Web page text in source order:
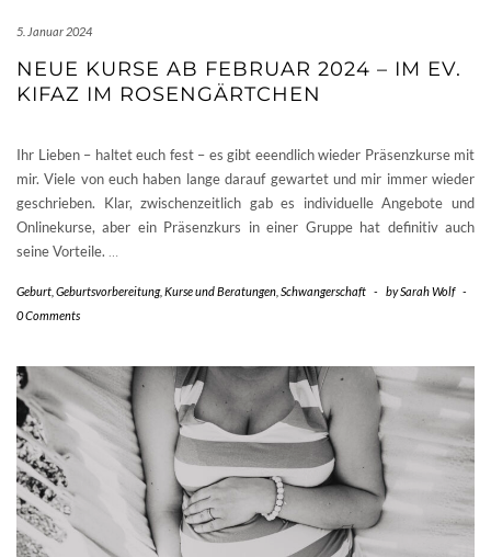
5. Januar 2024
NEUE KURSE AB FEBRUAR 2024 – IM EV.
KIFAZ IM ROSENGÄRTCHEN
Ihr Lieben – haltet euch fest – es gibt eeendlich wieder Präsenzkurse mit
mir. Viele von euch haben lange darauf gewartet und mir immer wieder
geschrieben. Klar, zwischenzeitlich gab es individuelle Angebote und
Onlinekurse, aber ein Präsenzkurs in einer Gruppe hat definitiv auch
seine Vorteile.
Geburt Geburtsvorbereitung, Kurse und Beratungen Schwangerschaft - bySarah Wolf -
0 Comments